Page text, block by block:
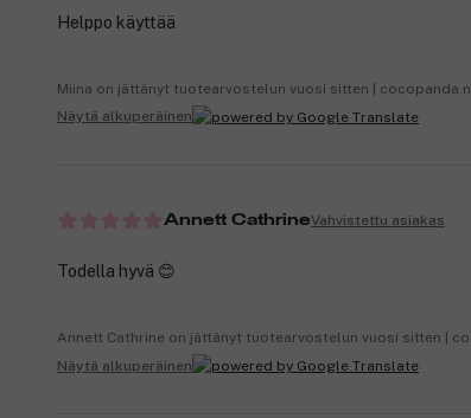
Helppo käyttää
Miina on jättänyt tuotearvostelun vuosi sitten |
Näytä alkuperäinen
Annett CathrineVahvistettu asiakas
Todella hyvä 😊
Annett Cathrine on jättänyt tuotearvostelun vuosi sitten |
Näytä alkuperäinen